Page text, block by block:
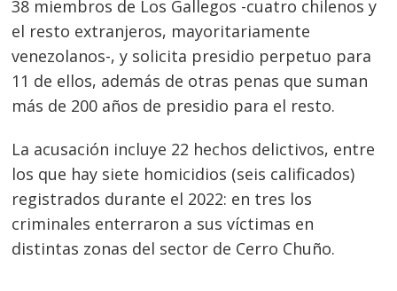
38 miembros de Los Gallegos -cuatro chilenos y
el resto extranjeros, mayoritariamente
venezolanos-, y solicita presidio perpetuo para
11 de ellos, además de otras penas que suman
más de 200 años de presidio para el resto.
La acusación incluye 22 hechos delictivos, entre
los que hay siete homicidios (seis calificados)
registrados durante el 2022: en tres los
criminales enterraron a sus víctimas en
distintas zonas del sector de Cerro Chuño.